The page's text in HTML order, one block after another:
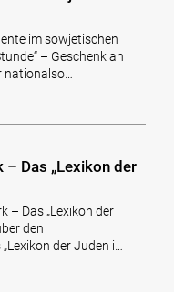
im sowjetischen
– Geschenk an
Das „Lexikon der
– Das „Lexikon der
den
der Juden i…